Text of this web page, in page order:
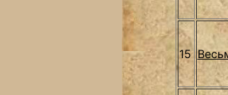
15